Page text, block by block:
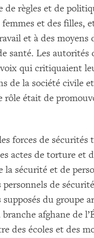
de règles et de
et des filles,
et à des moyens
santé. Les
qui critiquaient
de la société civile
rôle était de
forces de sécurités
actes de torture et
la sécurité et de
de
du groupe
afghane de
des écoles et des